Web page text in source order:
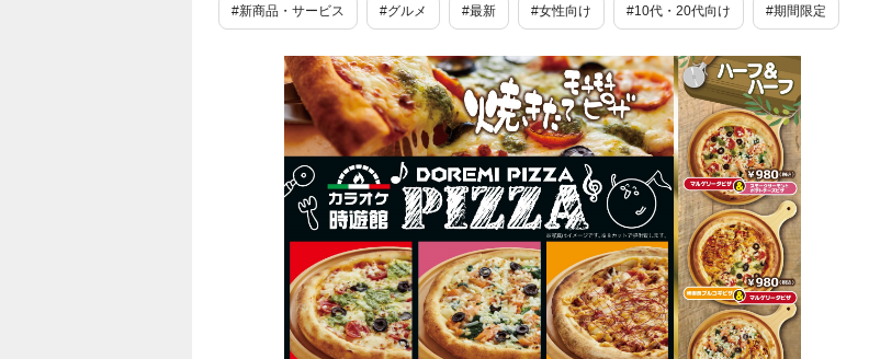
#新商品・サービス #グルメ #最新 #女性向け #10代・20代向け #期間限定